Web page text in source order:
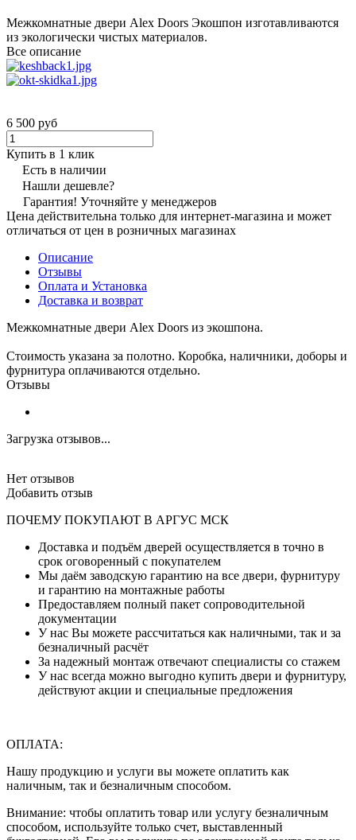
Межкомнатные двери Alex Doors Экошпон изготавливаются
из экологически чистых материалов.
Все описание
6 500 руб
Купить в 1 клик
Есть в наличии
Нашли дешевле?
Гарантия! Уточняйте у менеджеров
Цена действительна только для интернет-магазина и может
отличаться от цен в розничных магазинах
Описание
Отзывы
Оплата и Установка
Доставка и возврат
Межкомнатные двери Alex Doors из экошпона.
Стоимость указана за полотно. Коробка, наличники, доборы и
фурнитура оплачиваются отдельно.
Отзывы
Загрузка отзывов...
Нет отзывов
Добавить отзыв
ПОЧЕМУ ПОКУПАЮТ В АРГУС МСК
Доставка и подъём дверей осуществляется в точно в
срок оговоренный с покупателем
Мы даём заводскую гарантию на все двери, фурнитуру
и гарантию на монтажные работы
Предоставляем полный пакет сопроводительной
документации
У нас Вы можете рассчитаться как наличными, так и за
безналичный расчёт
За надежный монтаж отвечают специалисты со стажем
У нас всегда можно выгодно купить двери и фурнитуру,
действуют акции и специальные предложения
ОПЛАТА:
Нашу продукцию и услуги вы можете оплатить как
наличным, так и безналичным способом.
Внимание: чтобы оплатить товар или услугу безналичным
способом, используйте только счет, выставленный